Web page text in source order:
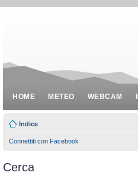
HOME METEO WEBCAM
Indice
Connettiti con Facebook
Cerca